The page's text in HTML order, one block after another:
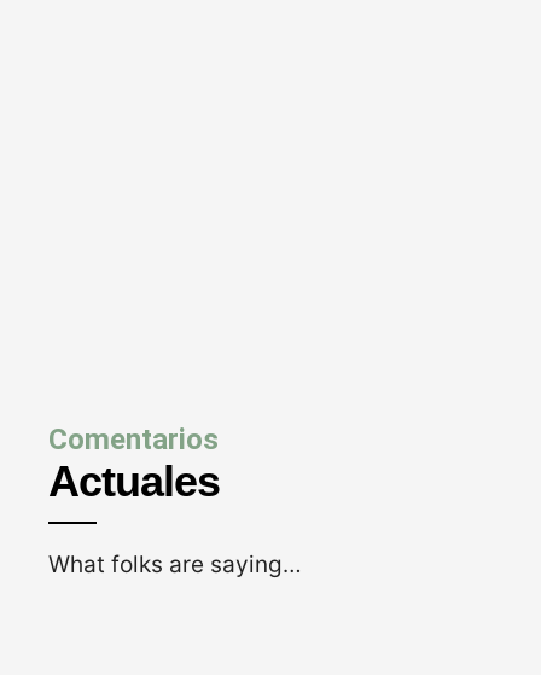
Comentarios
Actuales
What folks are saying…